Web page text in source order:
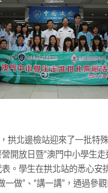
拱北邊檢站迎來了一批特
開放日暨“澳門中小學生走
。學生在拱北站的悉心安
一做”、“講一講”，通過參